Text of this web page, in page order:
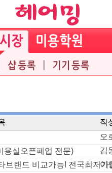
작
오
용실오픈폐업 전문)
김
브랜드 비교가능! 전국최저가
이